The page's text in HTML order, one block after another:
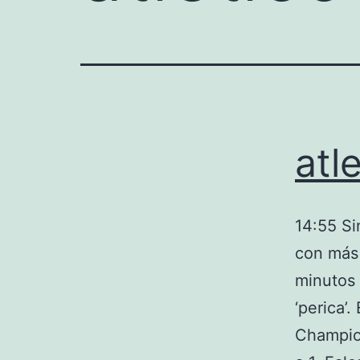
14:55
con
minutos